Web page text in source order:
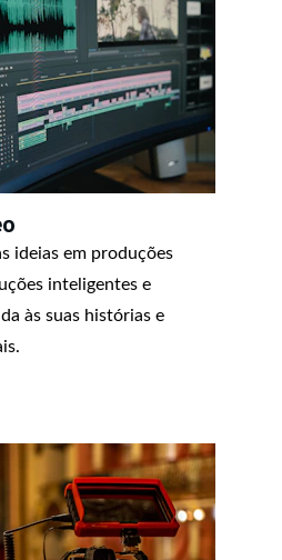
ideias em produções
inteligentes e
às suas histórias e